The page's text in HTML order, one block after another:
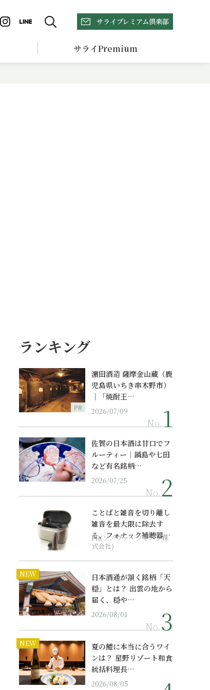
サライプレミアム倶楽部
サライPremium
ランキング
PR
濵田酒造 薩摩金山蔵（鹿
児島県いちき串木野市）
｜「焼酎王…
2026/07/09
No.
佐賀の日本酒は甘口でフ
ルーティー｜鍋島や七田
など有名銘柄…
2026/07/25
No.
ことばと雑音を切り離し
雑音を最大限に除去す
る、フォナック補聴器の
最上位モデル
PR(ソノヴァ・ジャパン株
式会社)
NEW
日本酒通が頷く銘柄「天
穏」とは？ 出雲の地から
届く、穏や…
2026/08/01
No.
NEW
夏の鱧に本当に合うワイ
ンは？ 星野リゾート和食
統括料理長…
2026/08/05